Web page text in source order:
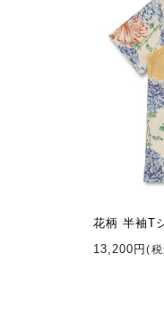
花柄 半袖T
13,200円(